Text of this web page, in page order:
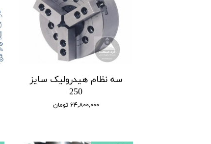
سه نظام هیدرولیک سایز
250
۶۴,۸۰۰,۰۰۰ تومان